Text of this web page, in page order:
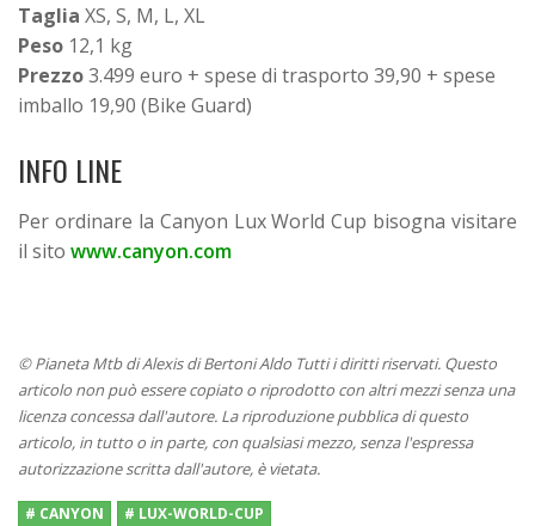
Taglia XS, S, M, L, XL
Peso 12,1 kg
Prezzo3.499 euro + spese di trasporto 39,90 + spese
imballo 19,90 (Bike Guard)
INFO LINE
Per ordinare la Canyon Lux World Cup bisogna visitare
il sito www.canyon.com
© Pianeta Mtb di Alexis di Bertoni Aldo Tutti i diritti riservati. Questo
articolo non può essere copiato o riprodotto con altri mezzi senza una
licenza concessa dall'autore. La riproduzione pubblica di questo
articolo, in tutto o in parte, con qualsiasi mezzo, senza l'espressa
autorizzazione scritta dall'autore, è vietata.
# CANYON # LUX-WORLD-CUP